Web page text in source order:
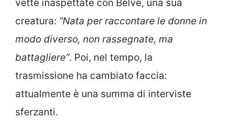
vette inaspettate con Belve, una sua
creatura: “Nata per raccontare le donne in
modo diverso, non rassegnate, ma
battagliere”. Poi, nel tempo, la
trasmissione ha cambiato faccia:
attualmente è una summa di interviste
sferzanti.